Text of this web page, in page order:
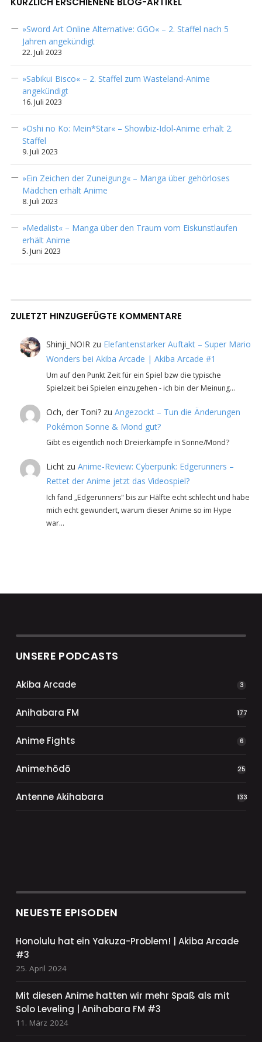
»Sword Art Online Alternative: GGO« – 2. Staffel nach 5
Jahren angekündigt
22. Juli 2023
»Sabikui Bisco« – 2. Staffel zum Wasteland-Anime
angekündigt
16. Juli 2023
»Oshi no Ko: Mein*Star« – Showbiz-Idol-Anime erhält 2.
Staffel
9. Juli 2023
»Ein Zeichen der Zuneigung« – Manga über gehörloses
Mädchen erhält Anime
8. Juli 2023
»Medalist« – Manga über den Traum vom Eiskunstlaufen
erhält Anime
5. Juni 2023
ZULETZT HINZUGEFÜGTE KOMMENTARE
Shinji_NOIR zu Elefantenstarker Auftakt – Super Mario
Wonders bei Akiba Arcade | Akiba Arcade #1
Um auf den Punkt Zeit für ein Spiel bzw die typische
Spielzeit bei Spielen einzugehen - ich bin der Meinung…
Och, der Toni? zuAngezockt – Tun die Änderungen
Pokémon Sonne & Mond gut?
Gibt es eigentlich noch Dreierkämpfe in Sonne/Mond?
Licht zuAnime-Review: Cyberpunk: Edgerunners –
Rettet der Anime jetzt das Videospiel?
Ich fand „Edgerunners" bis zur Hälfte echt schlecht und habe
mich echt gewundert, warum dieser Anime so im Hype
war…
UNSERE PODCASTS
Akiba Arcade 3
Anihabara FM 177
Anime Fights 6
Anime:hōdō 25
Antenne Akihabara 133
NEUESTE EPISODEN
Honolulu hat ein Yakuza-Problem! | Akiba Arcade
#3
25. April 2024
Mit diesen Anime hatten wir mehr Spaß als mit
Solo Leveling | Anihabara FM #3
11. März 2024